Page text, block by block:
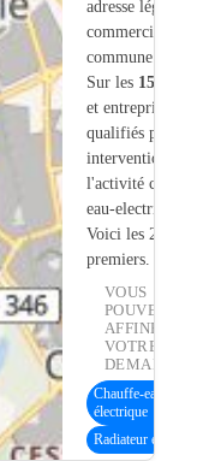
adresse légale ou
commerciale
commune.
Sur les 156
et entreprises
qualifiés pour une
intervention sur
l'activité chauffe-
eau-electrique.
Voici les 20
premiers.
VOUS
POUVEZ
AFFINER
VOTRE
DEMANDE :
Chauffe-eau
électrique
Radiateur électrique